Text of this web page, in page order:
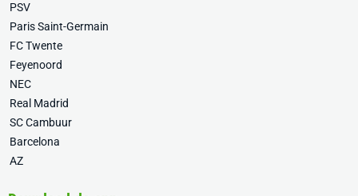
PSV
Paris Saint-Germain
FC Twente
Feyenoord
NEC
Real Madrid
SC Cambuur
Barcelona
AZ